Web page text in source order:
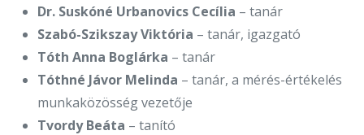
Dr. Suskóné Urbanovics Cecília – tanár
Szabó-Szikszay Viktória – tanár, igazgató
Tóth Anna Boglárka – tanár
Tóthné Jávor Melinda – tanár, a mérés-értékelés
munkaközösség vezetője
Tvordy Beáta – tanító